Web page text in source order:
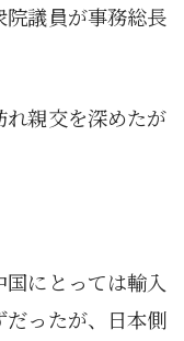
議員が事務総長
れ親交を深めたが
にとっては輸入
ったが、日本側